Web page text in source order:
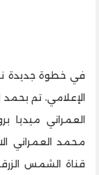
في خطوة جديدة
الإعلامي، تم بحمد
العمراني ميديا
محمد العمراني
قناة الشمس